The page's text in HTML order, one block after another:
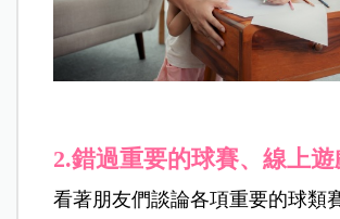
2.錯過重要的球賽、線上
看著朋友們談論各項重要的球類